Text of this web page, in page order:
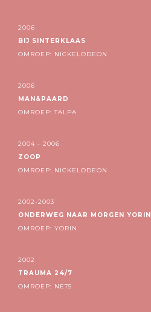
2006
BIJ SINTERKLAAS
OMROEP: NICKELODEON
2006
MAN&PAARD
OMROEP: TALPA
2004 - 2006
ZOOP
OMROEP: NICKELODEON
2002-2003
ONDERWEG NAAR MORGEN YORIN
OMROEP: YORIN
2002
TRAUMA 24/7
OMROEP: NET5